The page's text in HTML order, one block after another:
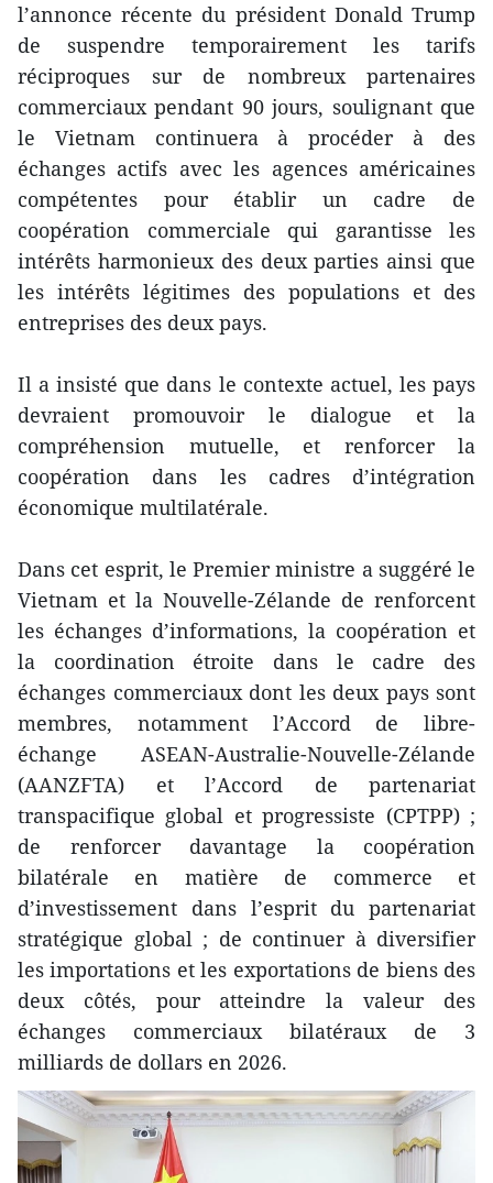
l’annonce récente du président Donald Trump
de suspendre temporairement les tarifs
réciproques sur de nombreux partenaires
commerciaux pendant 90 jours, soulignant que
le Vietnam continuera à procéder à des
échanges actifs avec les agences américaines
compétentes pour établir un cadre de
coopération commerciale qui garantisse les
intérêts harmonieux des deux parties ainsi que
les intérêts légitimes des populations et des
entreprises des deux pays.
Il a insisté que dans le contexte actuel, les pays
devraient promouvoir le dialogue et la
compréhension mutuelle, et renforcer la
coopération dans les cadres d’intégration
économique multilatérale.
Dans cet esprit, le Premier ministre a suggéré le
Vietnam et la Nouvelle-Zélande de renforcent
les échanges d’informations, la coopération et
la coordination étroite dans le cadre des
échanges commerciaux dont les deux pays sont
membres, notamment l’Accord de libre-
échange ASEAN-Australie-Nouvelle-Zélande
(AANZFTA) et l’Accord de partenariat
transpacifique global et progressiste (CPTPP) ;
de renforcer davantage la coopération
bilatérale en matière de commerce et
d’investissement dans l’esprit du partenariat
stratégique global ; de continuer à diversifier
les importations et les exportations de biens des
deux côtés, pour atteindre la valeur des
échanges commerciaux bilatéraux de 3
milliards de dollars en 2026.